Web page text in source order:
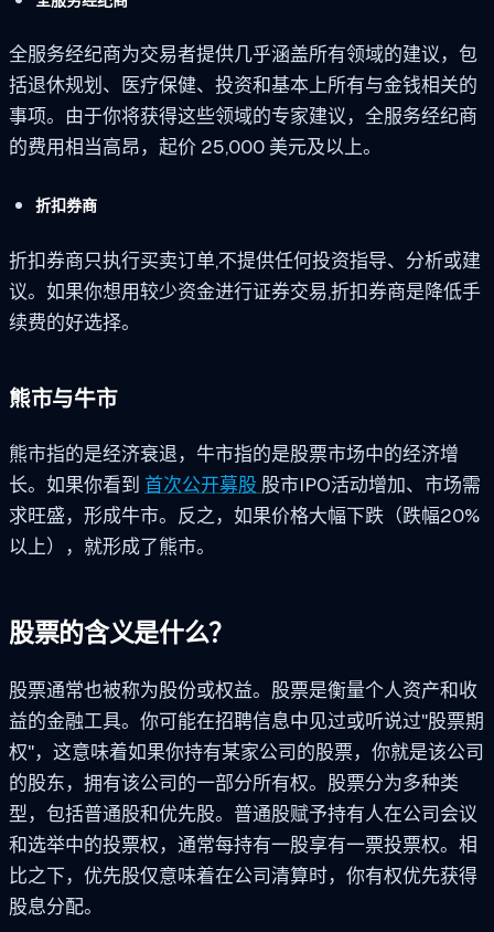
全服务经纪商为交易者提供几乎涵盖所有领域的建议，包
括退休规划、医疗保健、投资和基本上所有与金钱相关的
事项。由于你将获得这些领域的专家建议，全服务经纪商
的费用相当高昂，起价 25,000 美元及以上。
折扣券商
折扣券商只执行买卖订单,不提供任何投资指导、分析或建
议。如果你想用较少资金进行证券交易,折扣券商是降低手
续费的好选择。
熊市与牛市
熊市指的是经济衰退，牛市指的是股票市场中的经济增
长。如果你看到 首次公开募股 股市IPO活动增加、市场需
求旺盛，形成牛市。反之，如果价格大幅下跌（跌幅20%
以上），就形成了熊市。
股票的含义是什么？
股票通常也被称为股份或权益。股票是衡量个人资产和收
益的金融工具。你可能在招聘信息中见过或听说过"股票期
权"，这意味着如果你持有某家公司的股票，你就是该公司
的股东，拥有该公司的一部分所有权。股票分为多种类
型，包括普通股和优先股。普通股赋予持有人在公司会议
和选举中的投票权，通常每持有一股享有一票投票权。相
比之下，优先股仅意味着在公司清算时，你有权优先获得
股息分配。